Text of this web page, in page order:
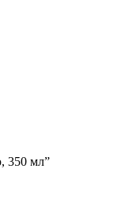
350 мл”